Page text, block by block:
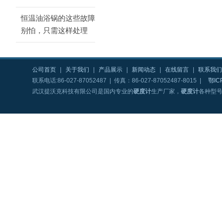
恒温油浴锅的这些故障
别怕，只需这样处理
公司首页 关于我们 产品展示 新闻动态 在线留言
联系我们
联系电话:86-027-87052487 | 传真：86-027-87052487-8015 |
鄂
武汉提沃克科技有限公司是国内专业的硬度计生产厂家， 硬度计各种型